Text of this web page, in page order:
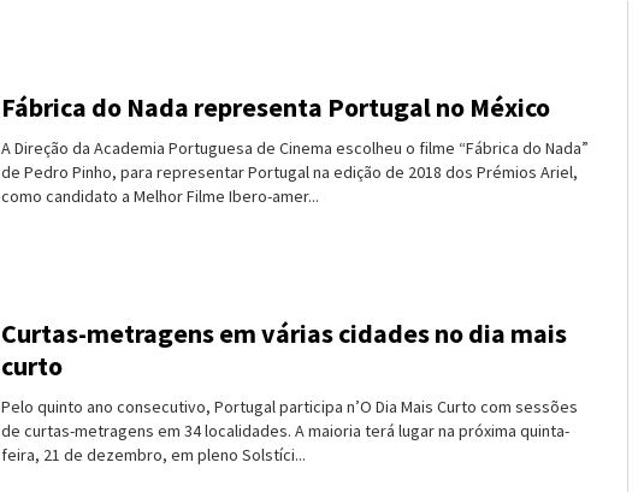
Fábrica do Nada representa Portugal no México
A Direção da Academia Portuguesa de Cinema escolheu o filme “Fábrica do Nada”
de Pedro Pinho, para representar Portugal na edição de 2018 dos Prémios Ariel,
como candidato a Melhor Filme Ibero-amer...
Curtas-metragens em várias cidades no dia mais
curto
Pelo quinto ano consecutivo, Portugal participa n’O Dia Mais Curto com sessões
de curtas-metragens em 34 localidades. A maioria terá lugar na próxima quinta-
feira, 21 de dezembro, em pleno Solstíci...